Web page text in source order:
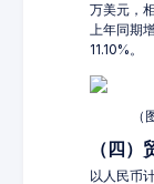
万美元，
上年同期
11.10%。
（四
以人民币